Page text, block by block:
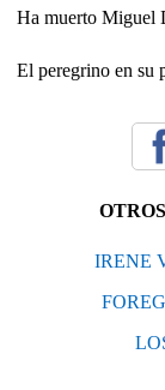
Ha muerto Miguel
El peregrino en su
IRENE